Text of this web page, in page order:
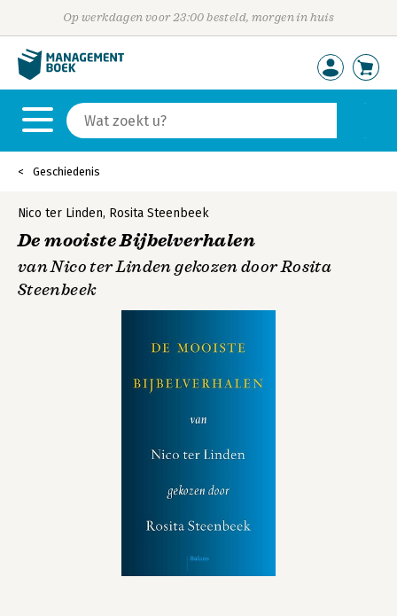
Op werkdagen voor 23:00 besteld, morgen in huis
Geschiedenis
Nico ter Linden, Rosita Steenbeek
De mooiste Bijbelverhalen
van Nico ter Linden gekozen door Rosita
Steenbeek